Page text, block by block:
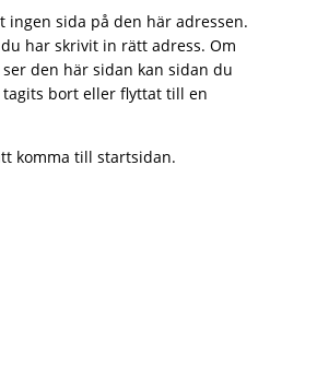
ingen sida på den här adressen.
har skrivit in rätt adress. Om
den här sidan kan sidan du
bort eller flyttat till en
komma till startsidan.